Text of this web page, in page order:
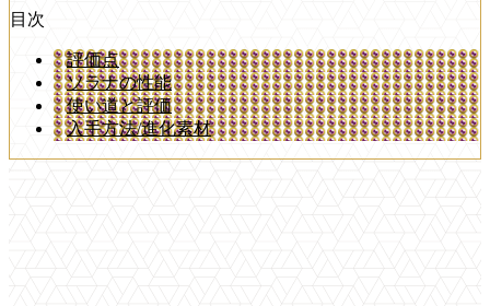
目次
評価点
ソラナの性能
使い道と評価
入手方法/進化素材